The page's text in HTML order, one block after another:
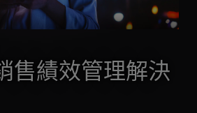
售績效管理解決